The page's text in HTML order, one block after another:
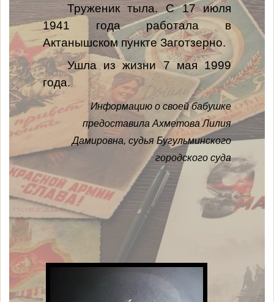
Труженик тыла. С 17 июля
1941 года работала в
Актанышском пункте Заготзерно.
Ушла из жизни 7 мая 1999
года.
Информацию о своей бабушке
предоставила Ахметова Лилия
Дамировна,судья Бугульминского
городского суда